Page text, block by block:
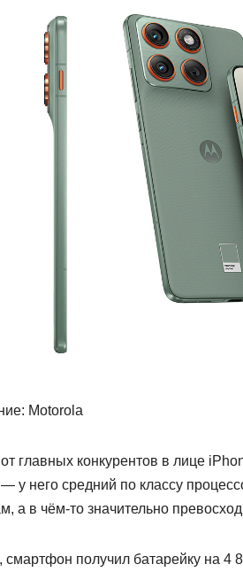
Motorola
главных конкурентов в лице
у него средний по классу
а в чём-то значительно
получил батарейку на 4